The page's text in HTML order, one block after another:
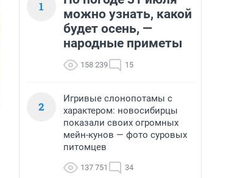
1
можно узнать, какой
будет осень, —
народные приметы
158 239 15
2
Игривые слонопотамы с
характером: новосибирцы
показали своих огромных
мейн-кунов — фото суровых
питомцев
137 751 34